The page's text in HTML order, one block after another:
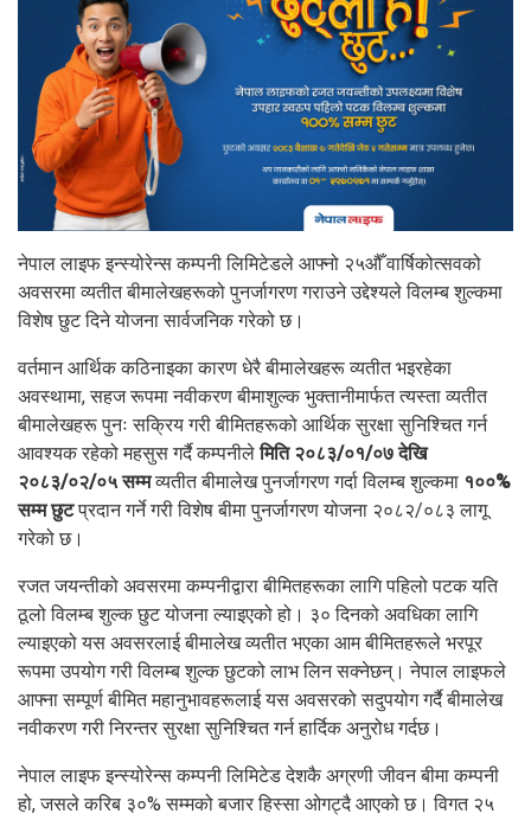
नेपाल लाइफ इन्स्योरेन्स कम्पनी लिमिटेडले आफ्नो २५औँ वार्षिकोत्सवको
अवसरमा व्यतीत बीमालेखहरूको पुनर्जागरण गराउने उद्देश्यले विलम्ब शुल्कमा
विशेष छुट दिने योजना सार्वजनिक गरेको छ।
वर्तमान आर्थिक कठिनाइका कारण धेरै बीमालेखहरू व्यतीत भइरहेका
अवस्थामा, सहज रूपमा नवीकरण बीमाशुल्क भुक्तानीमार्फत त्यस्ता व्यतीत
बीमालेखहरू पुनः सक्रिय गरी बीमितहरूको आर्थिक सुरक्षा सुनिश्चित गर्न
आवश्यक रहेको महसुस गर्दै कम्पनीलेमिति २०८३/०१/०७ देखि
२०८३/०२/०५ सम्मव्यतीत बीमालेख पुनर्जागरण गर्दा विलम्ब शुल्कमा १००%
सम्म छुटप्रदान गर्ने गरी विशेष बीमा पुनर्जागरण योजना २०८२/०८३ लागू
गरेको छ।
रजत जयन्तीको अवसरमा कम्पनीद्वारा बीमितहरूका लागि पहिलो पटक यति
ठूलो विलम्ब शुल्क छुट योजना ल्याइएको हो। ३० दिनको अवधिका लागि
ल्याइएको यस अवसरलाई बीमालेख व्यतीत भएका आम बीमितहरूले भरपूर
रूपमा उपयोग गरी विलम्ब शुल्क छुटको लाभ लिन सक्नेछन्। नेपाल लाइफले
आफ्ना सम्पूर्ण बीमित महानुभावहरूलाई यस अवसरको सदुपयोग गर्दै बीमालेख
नवीकरण गरी निरन्तर सुरक्षा सुनिश्चित गर्न हार्दिक अनुरोध गर्दछ।
नेपाल लाइफ इन्स्योरेन्स कम्पनी लिमिटेड देशकै अग्रणी जीवन बीमा कम्पनी
हो, जसले करिब ३०% सम्मको बजार हिस्सा ओगट्दै आएको छ। विगत २५